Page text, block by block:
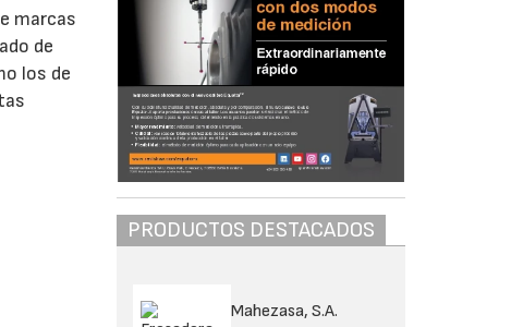
marcas
de
los de
PRODUCTOS DESTACADOS
Mahezasa, S.A.